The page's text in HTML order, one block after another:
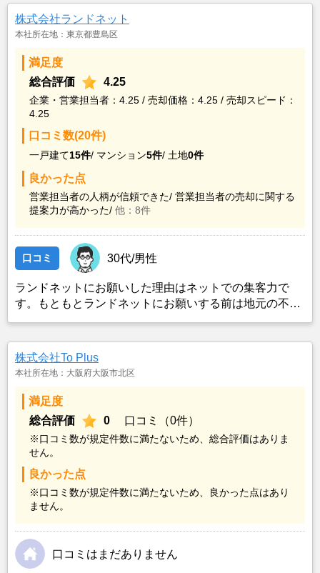
が決まったため。
株式会社ランドネット
本社所在地：東京都豊島区
満足度
総合評価
4.25
企業・営業担当者：4.25 / 売却価格：4.25 / 売却スピード：
4.25
口コミ数(20件)
一戸建て15件/ マンション5件/ 土地0件
良かった点
営業担当者の人柄が信頼できた/ 営業担当者の売却に関する
提案力が高かった/ 他：8件
口コミ 30代/男性
ランドネットにお願いした理由はネットでの集客力で
す。もともとランドネットにお願いする前は地元の不動
動産屋では取り扱ってもらえませんでした。そこでそれ
までに取引があり、全国対応しているランドネットにお
株式会社To Plus
本社所在地：大阪府大阪市北区
満足度
総合評価
0 口コミ（0件）
※口コミ数が規定件数に満たないため、総合評価はありま
せん。
良かった点
※口コミ数が規定件数に満たないため、良かった点はあり
ません。
口コミはまだありません